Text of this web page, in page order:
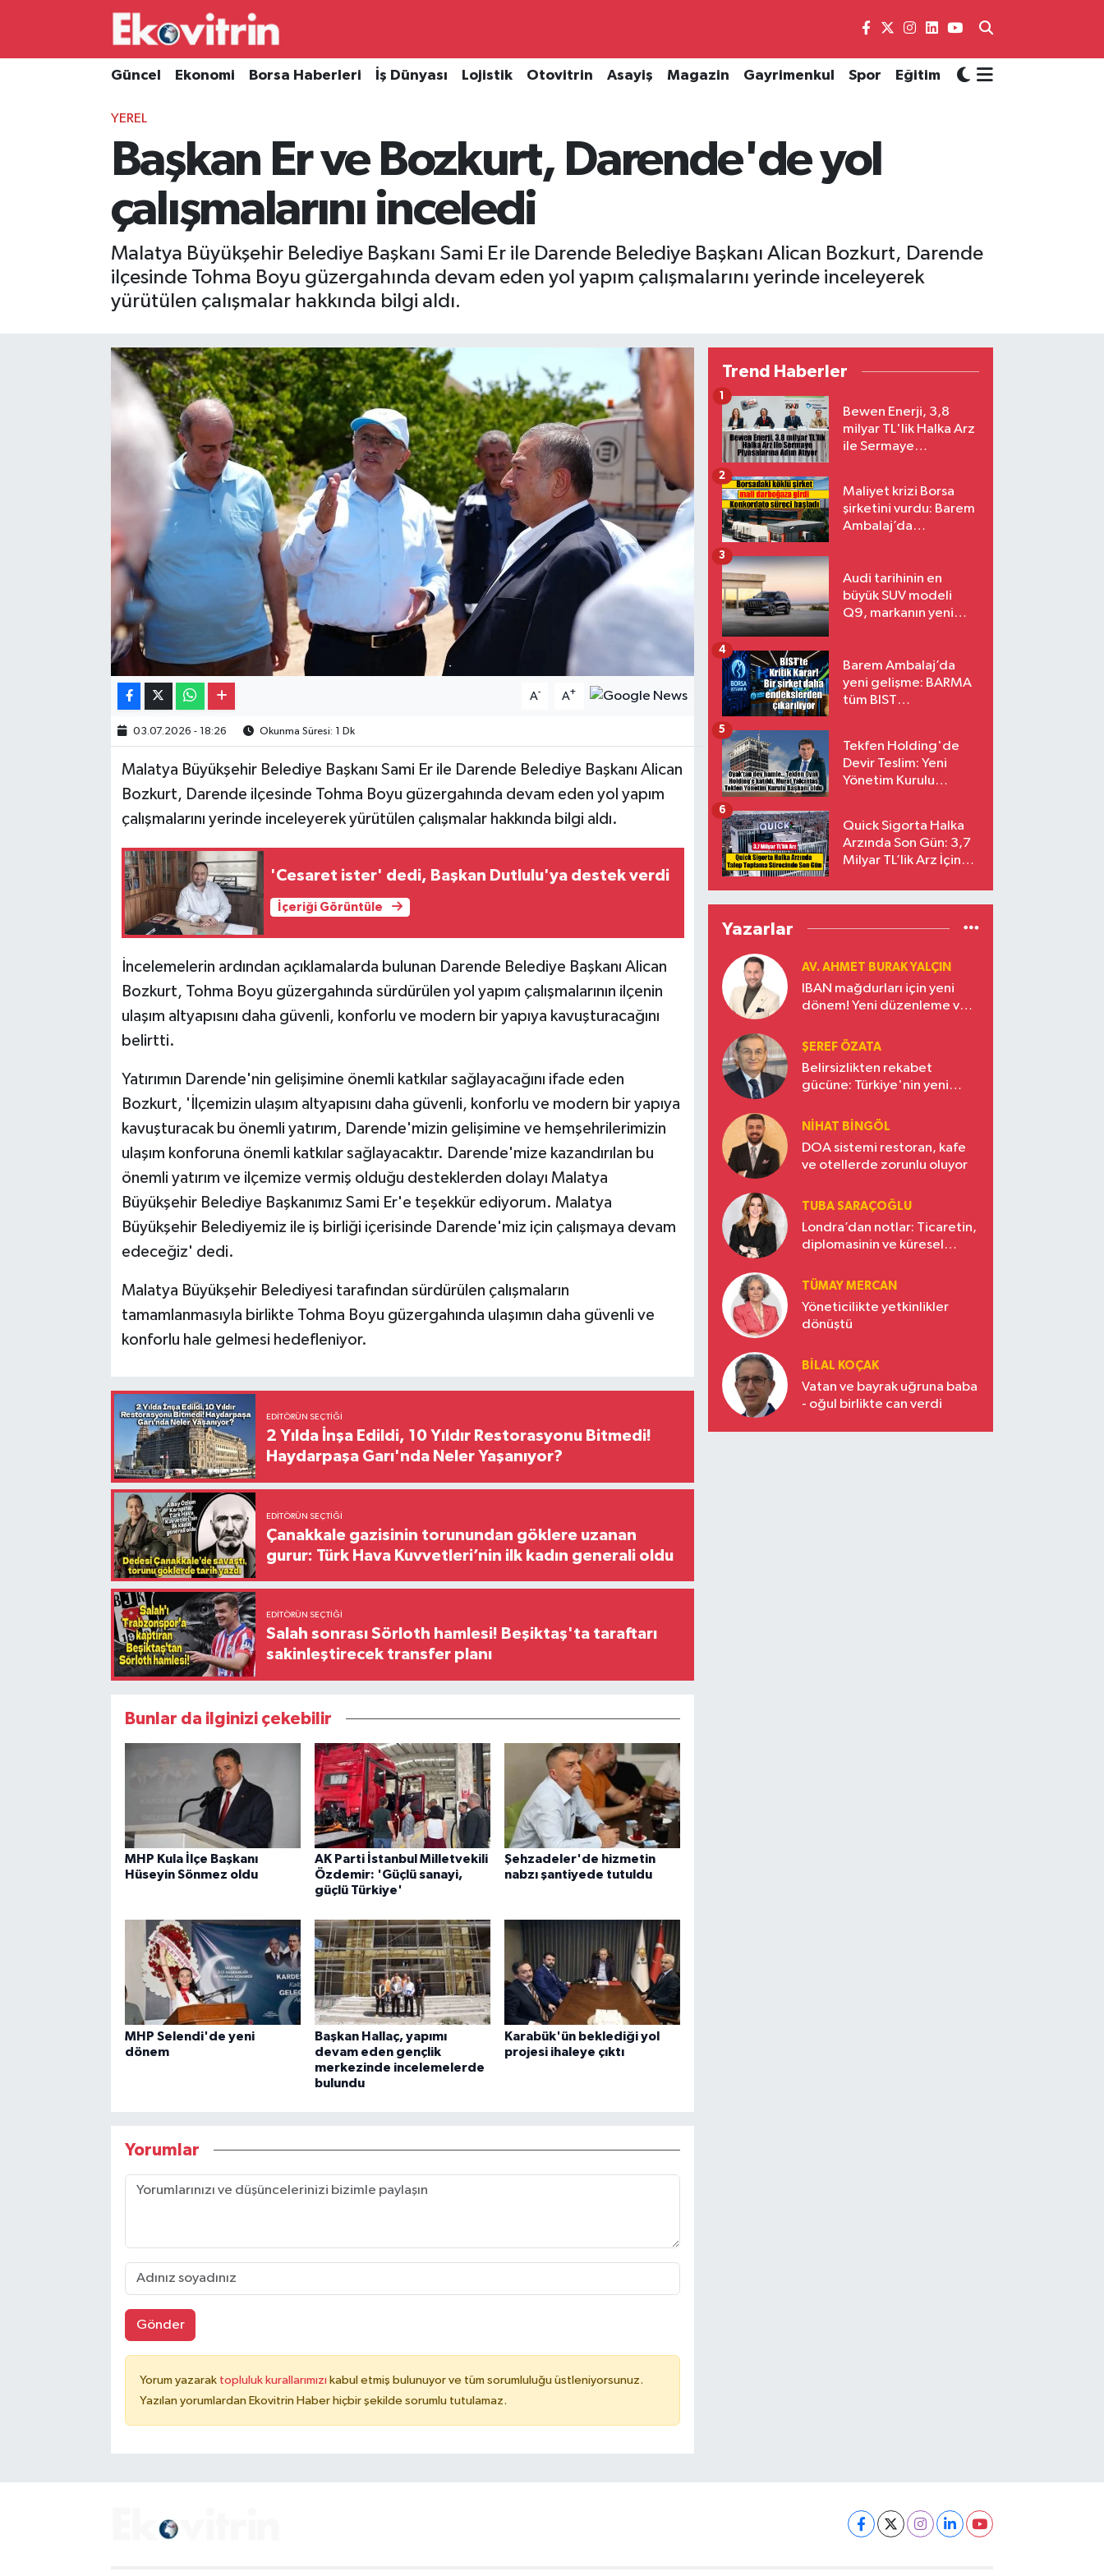
Güncel Ekonomi Borsa Haberleri İş Dünyası Lojistik Otovitrin Asayiş Magazin Gayrimenkul Spor Eğitim
YEREL
Başkan Er ve Bozkurt, Darende'de yol
çalışmalarını inceledi
Malatya Büyükşehir Belediye Başkanı Sami Er ile Darende Belediye Başkanı Alican Bozkurt, Darende
ilçesinde Tohma Boyu güzergahında devam eden yol yapım çalışmalarını yerinde inceleyerek
yürütülen çalışmalar hakkında bilgi aldı.
A- A+
03.07.2026 - 18:26 Okunma Süresi: 1 Dk
Malatya Büyükşehir Belediye Başkanı Sami Er ile Darende Belediye Başkanı Alican
Bozkurt, Darende ilçesinde Tohma Boyu güzergahında devam eden yol yapım
çalışmalarını yerinde inceleyerek yürütülen çalışmalar hakkında bilgi aldı.
'Cesaret ister' dedi, Başkan Dutlulu'ya destek verdi
İçeriği Görüntüle
İncelemelerin ardından açıklamalarda bulunan Darende Belediye Başkanı Alican
Bozkurt, Tohma Boyu güzergahında sürdürülen yol yapım çalışmalarının ilçenin
ulaşım altyapısını daha güvenli, konforlu ve modern bir yapıya kavuşturacağını
belirtti.
Yatırımın Darende'nin gelişimine önemli katkılar sağlayacağını ifade eden
Bozkurt, 'İlçemizin ulaşım altyapısını daha güvenli, konforlu ve modern bir yapıya
kavuşturacak bu önemli yatırım, Darende'mizin gelişimine ve hemşehrilerimizin
ulaşım konforuna önemli katkılar sağlayacaktır. Darende'mize kazandırılan bu
önemli yatırım ve ilçemize vermiş olduğu desteklerden dolayı Malatya
Büyükşehir Belediye Başkanımız Sami Er'e teşekkür ediyorum. Malatya
Büyükşehir Belediyemiz ile iş birliği içerisinde Darende'miz için çalışmaya devam
edeceğiz' dedi.
Malatya Büyükşehir Belediyesi tarafından sürdürülen çalışmaların
tamamlanmasıyla birlikte Tohma Boyu güzergahında ulaşımın daha güvenli ve
konforlu hale gelmesi hedefleniyor.
EDITÖRÜN SEÇTIĞI
2 Yılda İnşa Edildi, 10 Yıldır Restorasyonu Bitmedi!
Haydarpaşa Garı'nda Neler Yaşanıyor?
EDITÖRÜN SEÇTIĞI
Çanakkale gazisinin torunundan göklere uzanan
gurur: Türk Hava Kuvvetleri’nin ilk kadın generali oldu
EDITÖRÜN SEÇTIĞI
Salah sonrası Sörloth hamlesi! Beşiktaş'ta taraftarı
sakinleştirecek transfer planı
Bunlar da ilginizi çekebilir
MHP Kula İlçe Başkanı
Hüseyin Sönmez oldu
AK Parti İstanbul Milletvekili
Özdemir: 'Güçlü sanayi,
güçlü Türkiye'
Şehzadeler'de hizmetin
nabzı şantiyede tutuldu
MHP Selendi'de yeni
dönem
Başkan Hallaç, yapımı
devam eden gençlik
merkezinde incelemelerde
bulundu
Karabük'ün beklediği yol
projesi ihaleye çıktı
Yorumlar
Gönder
Yorum yazarak topluluk kurallarımızı kabul etmiş bulunuyor ve tüm sorumluluğu üstleniyorsunuz.
Yazılan yorumlardan Ekovitrin Haber hiçbir şekilde sorumlu tutulamaz.
Trend Haberler
Bewen Enerji, 3,8
milyar TL'lik Halka Arz
ile Sermaye
1
Maliyet krizi Borsa
şirketini vurdu: Barem
Ambalaj’da
2
Audi tarihinin en
büyük SUV modeli
Q9, markanın yeni
3
Barem Ambalaj’da
yeni gelişme: BARMA
tüm BIST
4
Tekfen Holding'de
Devir Teslim: Yeni
Yönetim Kurulu
5
Quick Sigorta Halka
Arzında Son Gün: 3,7
Milyar TL’lik Arz İçin
Eriyor
6
Yazarlar
AV. AHMET BURAK YALÇIN
IBAN mağdurları için yeni
dönem! Yeni düzenleme ve
ŞEREF ÖZATA
Belirsizlikten rekabet
gücüne: Türkiye'nin yeni
NIHAT BINGÖL
DOA sistemi restoran, kafe
ve otellerde zorunlu oluyor
TUBA SARAÇOĞLU
Londra’dan notlar: Ticaretin,
diplomasinin ve küresel
Türkiye’nin yükselen gücü
TÜMAY MERCAN
Yöneticilikte yetkinlikler
dönüştü
BILAL KOÇAK
Vatan ve bayrak uğruna baba
- oğul birlikte can verdi
Güncel
Borsa Haberleri
Hava Durumu
Süper Lig Puan Durumu ve Fikstür
Son Dakika Haberleri
Haber Arşivi